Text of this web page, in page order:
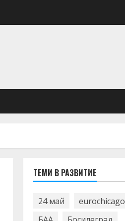
ТЕМИ В РАЗВИТИЕ
24 май eurochicago